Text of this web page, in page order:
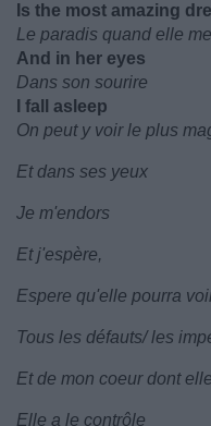
Is the most amazing
Le paradis quand elle
And in her eyes
Dans son sourire
I fall asleep
On peut y voir le plus
Et dans ses yeux
Je m'endors
Et j'espère,
Espere qu'elle pourra
Tous les défauts/ les
Et de mon coeur dont
Elle a le contrôle